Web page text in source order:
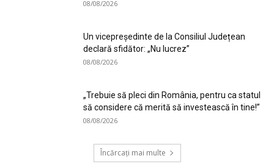
08/08/2026
Un vicepreședinte de la Consiliul Județean
declară sfidător: „Nu lucrez”
08/08/2026
„Trebuie să pleci din România, pentru ca statul
să considere că merită să investească în tine!”
08/08/2026
Încărcați mai multe